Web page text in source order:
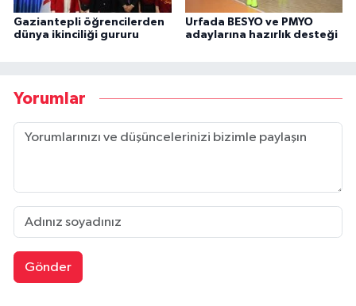
Gaziantepli öğrencilerden
dünya ikinciliği gururu
Urfada BESYO ve PMYO
adaylarına hazırlık desteği
Yorumlar
Gönder